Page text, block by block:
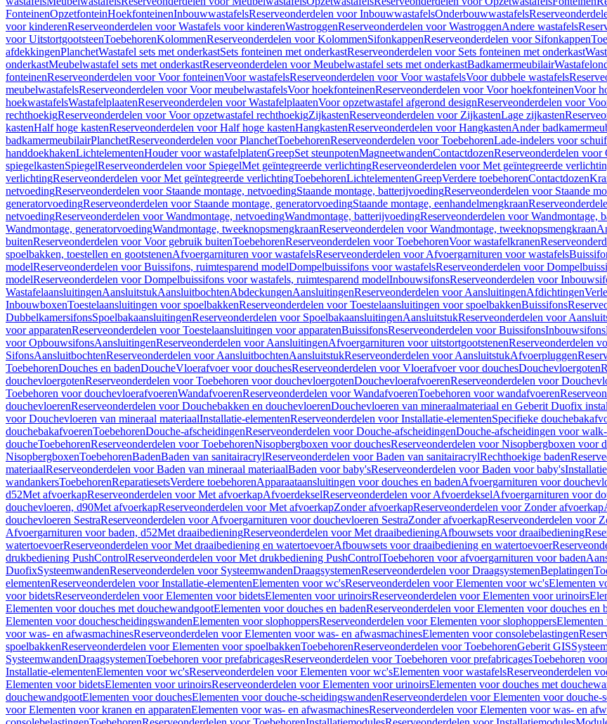
FonteinenOpzetfonteinHoekfonteinenInbouwwastafelsReserveonderdelen voor InbouwwastafelsOnderbouwwastafels
voor kinderenReserveonderdelen voor Wastafels voor kinderenWastroggenReserveonderdelen voor WastroggenAndere wastafels
voor UitstortgootsteenToebehorenKolommenReserveonderdelen voor KolommenSifonkappenReserveonderdelen voor Sifonkappen
afdekkingenPlanchetWastafel sets met onderkastSets fonteinen met onderkastReserveonderdelen voor Sets fonteinen met onderkast
onderkastMeubelwastafel sets met onderkastReserveonderdelen voor Meubelwastafel sets met onderkastBadkamermeubilair
fonteinenReserveonderdelen voor Voor fonteinenVoor wastafelsReserveonderdelen voor Voor wastafelsVoor dubbele wastafels
meubelwastafelsReserveonderdelen voor Voor meubelwastafelsVoor hoekfonteinenReserveonderdelen voor Voor hoekfonteinenVoor
hoekwastafelsWastafelplaatenReserveonderdelen voor WastafelplaatenVoor opzetwastafel afgerond designReserveonderdelen voor
rechthoekigReserveonderdelen voor Voor opzetwastafel rechthoekigZijkastenReserveonderdelen voor ZijkastenLage zijkasten
kastenHalf hoge kastenReserveonderdelen voor Half hoge kastenHangkastenReserveonderdelen voor HangkastenAnder
badkamermeubilairPlanchetReserveonderdelen voor PlanchetToebehorenReserveonderdelen voor ToebehorenLade-indelers voor
handdoekhakenLichtelementenHouder voor wastafelplatenGreepSet steunpotenMagneetwandenContactdozenReserveonderdelen voor
spiegelkastenSpiegelReserveonderdelen voor SpiegelMet geïntegreerde verlichtingReserveonderdelen voor Met geïntegreerde
verlichtingReserveonderdelen voor Met geïntegreerde verlichtingToebehorenLichtelementenGreepVerdere toebehorenContactdozen
netvoedingReserveonderdelen voor Staande montage, netvoedingStaande montage, batterijvoedingReserveonderdelen voor Staande
generatorvoedingReserveonderdelen voor Staande montage, generatorvoedingStaande montage, eenhandelmengkraan
netvoedingReserveonderdelen voor Wandmontage, netvoedingWandmontage, batterijvoedingReserveonderdelen voor Wandmontage,
Wandmontage, generatorvoedingWandmontage, tweeknopsmengkraanReserveonderdelen voor Wandmontage, tweeknopsmengkraan
buitenReserveonderdelen voor Voor gebruik buitenToebehorenReserveonderdelen voor ToebehorenVoor wastafelkranen
spoelbakken, toestellen en gootstenenAfvoergarnituren voor wastafelsReserveonderdelen voor Afvoergarnituren voor wastafels
modelReserveonderdelen voor Buissifons, ruimtesparend modelDompelbuissifons voor wastafelsReserveonderdelen voor
modelReserveonderdelen voor Dompelbuissifons voor wastafels, ruimtesparend modelInbouwsifonsReserveonderdelen voor
WastafelaansluitingenAansluitstukAansluitbochtenAbdeckungenAansluitingenReserveonderdelen voor AansluitingenAfdichtingen
InbouwboxenToestelaansluitingen voor spoelbakkenReserveonderdelen voor Toestelaansluitingen voor spoelbakkenBuissifons
DubbelkamersifonsSpoelbakaansluitingenReserveonderdelen voor SpoelbakaansluitingenAansluitstukReserveonderdelen voor
voor apparatenReserveonderdelen voor Toestelaansluitingen voor apparatenBuissifonsReserveonderdelen voor BuissifonsInbouwsifons
voor OpbouwsifonsAansluitingenReserveonderdelen voor AansluitingenAfvoergarnituren voor uitstortgootstenenReserveonderdelen
SifonsAansluitbochtenReserveonderdelen voor AansluitbochtenAansluitstukReserveonderdelen voor AansluitstukAfvoerpluggen
ToebehorenDouches en badenDoucheVloerafvoer voor douchesReserveonderdelen voor Vloerafvoer voor douchesDouchevloergoten
douchevloergotenReserveonderdelen voor Toebehoren voor douchevloergotenDouchevloerafvoerenReserveonderdelen voor
Toebehoren voor douchevloerafvoerenWandafvoerenReserveonderdelen voor WandafvoerenToebehoren voor wandafvoeren
douchevloerenReserveonderdelen voor Douchebakken en douchevloerenDouchevloeren van mineraalmateriaal en Geberit Duofix
voor Douchevloeren van mineraal materiaalInstallatie-elementenReserveonderdelen voor Installatie-elementenSpecifieke
douchebakafvoerenToebehorenDouche-afscheidingenReserveonderdelen voor Douche-afscheidingenDouche-afscheidingen voor
doucheToebehorenReserveonderdelen voor ToebehorenNisopbergboxen voor douchesReserveonderdelen voor Nisopbergboxen voor
NisopbergboxenToebehorenBadenBaden van sanitairacrylReserveonderdelen voor Baden van sanitairacrylRechthoekige baden
materiaalReserveonderdelen voor Baden van mineraal materiaalBaden voor baby'sReserveonderdelen voor Baden voor baby's
wandankersToebehorenReparatiesetsVerdere toebehorenApparaataansluitingen voor douches en badenAfvoergarnituren voor
d52Met afvoerkapReserveonderdelen voor Met afvoerkapAfvoerdekselReserveonderdelen voor AfvoerdekselAfvoergarnituren voor
douchevloeren, d90Met afvoerkapReserveonderdelen voor Met afvoerkapZonder afvoerkapReserveonderdelen voor Zonder afvoerkap
douchevloeren SestraReserveonderdelen voor Afvoergarnituren voor douchevloeren SestraZonder afvoerkapReserveonderdelen voor
Afvoergarnituren voor baden, d52Met draaibedieningReserveonderdelen voor Met draaibedieningAfbouwsets voor draaibediening
watertoevoerReserveonderdelen voor Met draaibediening en watertoevoerAfbouwsets voor draaibediening en watertoevoer
drukbediening PushControlReserveonderdelen voor Met drukbediening PushControlToebehoren voor afvoergarnituren voor baden
DuofixSysteemwandenReserveonderdelen voor SysteemwandenDraagsystemenReserveonderdelen voor DraagsystemenBeplatingen
elementenReserveonderdelen voor Installatie-elementenElementen voor wc'sReserveonderdelen voor Elementen voor wc'sElementen
voor bidetsReserveonderdelen voor Elementen voor bidetsElementen voor urinoirsReserveonderdelen voor Elementen voor urinoirs
Elementen voor douches met douchewandgootElementen voor douches en badenReserveonderdelen voor Elementen voor douches en
Elementen voor douchescheidingswandenElementen voor slophoppersReserveonderdelen voor Elementen voor slophoppersElementen
voor was- en afwasmachinesReserveonderdelen voor Elementen voor was- en afwasmachinesElementen voor consolebelastingen
spoelbakkenReserveonderdelen voor Elementen voor spoelbakkenToebehorenReserveonderdelen voor ToebehorenGeberit GIS
SysteemwandenDraagsystemenToebehoren voor prefabricagesReserveonderdelen voor Toebehoren voor prefabricagesToebehoren
Installatie-elementenElementen voor wc'sReserveonderdelen voor Elementen voor wc'sElementen voor wastafelsReserveonderdelen
Elementen voor bidetsElementen voor urinoirsReserveonderdelen voor Elementen voor urinoirsElementen voor douches met
douchewandgootElementen voor douchesElementen voor douche-scheidingswandenReserveonderdelen voor Elementen voor douche-
voor Elementen voor kranen en apparatenElementen voor was- en afwasmachinesReserveonderdelen voor Elementen voor was- en